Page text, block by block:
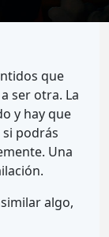
que
ser otra. La
y hay que
podrás
Una
algo,